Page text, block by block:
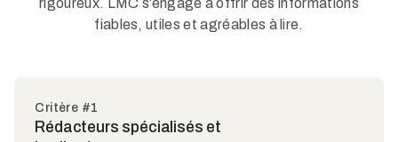
fiables, utiles et agréables à lire.
Critère #1
Rédacteurs spécialisés et